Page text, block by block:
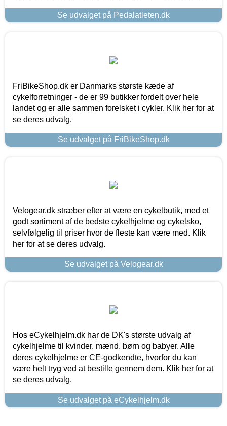
Se udvalget på Pedalatleten.dk
FriBikeShop.dk er Danmarks største kæde af
cykelforretninger - de er 99 butikker fordelt over hele
landet og er alle sammen forelsket i cykler. Klik her for at
se deres udvalg.
Se udvalget på FriBikeShop.dk
Velogear.dk stræber efter at være en cykelbutik, med et
godt sortiment af de bedste cykelhjelme og cykelsko,
selvfølgelig til priser hvor de fleste kan være med. Klik
her for at se deres udvalg.
Se udvalget på Velogear.dk
Hos eCykelhjelm.dk har de DK's største udvalg af
cykelhjelme til kvinder, mænd, børn og babyer. Alle
deres cykelhjelme er CE-godkendte, hvorfor du kan
være helt tryg ved at bestille gennem dem. Klik her for at
se deres udvalg.
Se udvalget på eCykelhjelm.dk